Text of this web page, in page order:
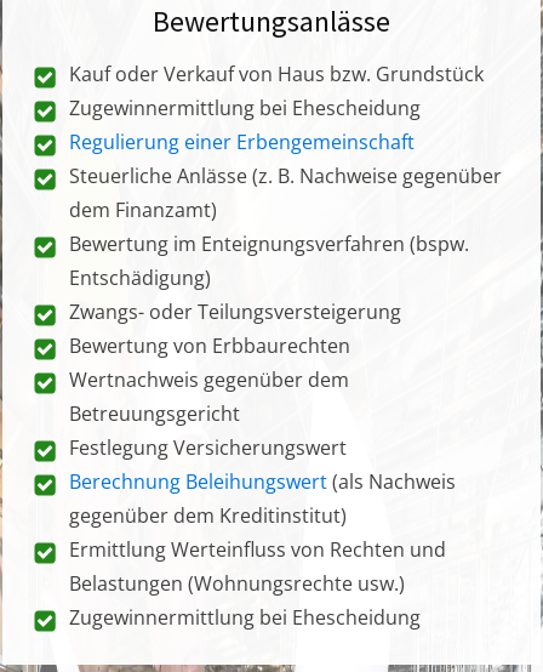
Bewertungsanlässe
Kauf oder Verkauf von Haus bzw. Grundstück
Zugewinnermittlung bei Ehescheidung
Regulierung einer Erbengemeinschaft
Steuerliche Anlässe (z. B. Nachweise gegenüber
dem Finanzamt)
Bewertung im Enteignungsverfahren (bspw.
Entschädigung)
Zwangs- oder Teilungsversteigerung
Bewertung von Erbbaurechten
Wertnachweis gegenüber dem
Betreuungsgericht
Festlegung Versicherungswert
Berechnung Beleihungswert(als Nachweis
gegenüber dem Kreditinstitut)
Ermittlung Werteinfluss von Rechten und
Belastungen (Wohnungsrechte usw.)
Zugewinnermittlung bei Ehescheidung